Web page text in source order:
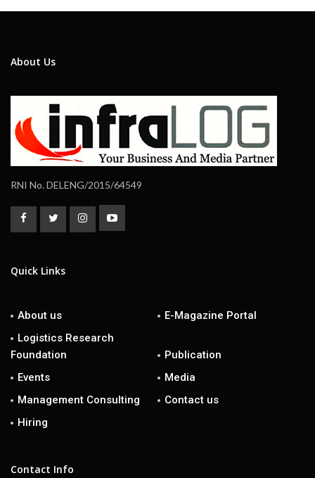
About Us
RNI No. DELENG/2015/64549
Quick Links
About us
E-Magazine Portal
Logistics Research
Foundation
Publication
Events
Media
Management Consulting
Contact us
Hiring
Contact Info